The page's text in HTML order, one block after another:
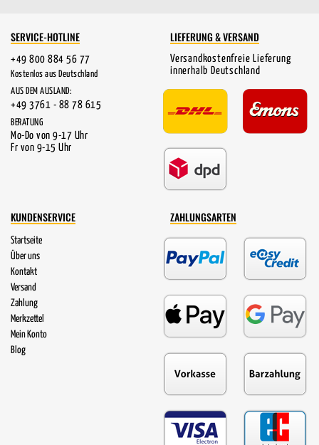
SERVICE-HOTLINE
+49 800 884 56 77
Kostenlos aus Deutschland
AUS DEM AUSLAND:
+49 3761 - 88 78 615
BERATUNG
Mo-Do von 9-17 Uhr
Fr von 9-15 Uhr
LIEFERUNG & VERSAND
Versandkostenfreie Lieferung
innerhalb Deutschland
KUNDENSERVICE
Startseite
Über uns
Kontakt
Versand
Zahlung
Merkzettel
Mein Konto
Blog
ZAHLUNGSARTEN